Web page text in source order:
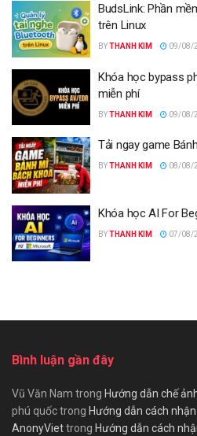
BudsLink: Phần
trên Linux
BYTHANH KIM 09/08/
Khóa học bypass
miễn phí
BYTHANH KIM 09/08/
Tải ngay game
BYTHANH KIM 08/08/
Khóa học AI For
BYTHANH KIM 07/08/
Bình luận gần đây
Vũ Văn Nam trong Hướng dẫn chế
phú quốctrong Hướng dẫn cách
AnonyViettrong Hướng dẫn cách